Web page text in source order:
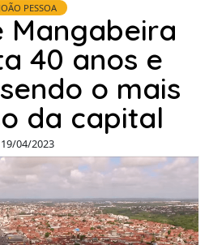
JOÃO PESSOA
Mangabeira
40 anos e
o mais
da capital
19/04/2023